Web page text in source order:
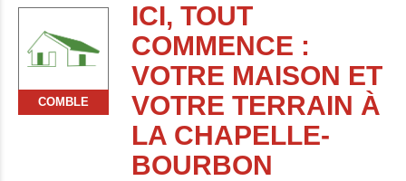
COMBLE
ICI, TOUT
COMMENCE :
VOTRE MAISON ET
VOTRE TERRAIN À
LA CHAPELLE-
BOURBON